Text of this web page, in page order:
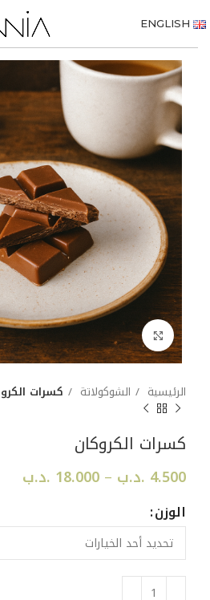
ENGLISH
Click to enlarge
الرئيسية الشوكولاتة كسرات
كسرات الكروكان
4.500 .د.ب –
18.000 .د.ب
الوزن